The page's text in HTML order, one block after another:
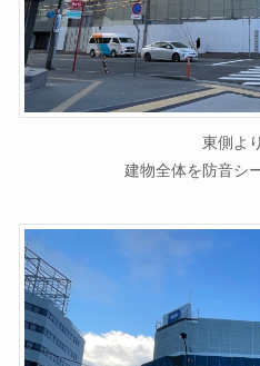
東側よ
建物全体を防音シ